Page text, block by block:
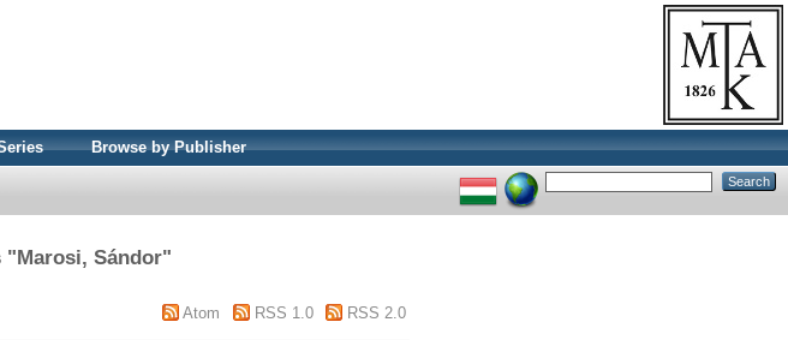
Browse by Publisher
"Marosi, Sándor"
Atom RSS 1.0 RSS 2.0